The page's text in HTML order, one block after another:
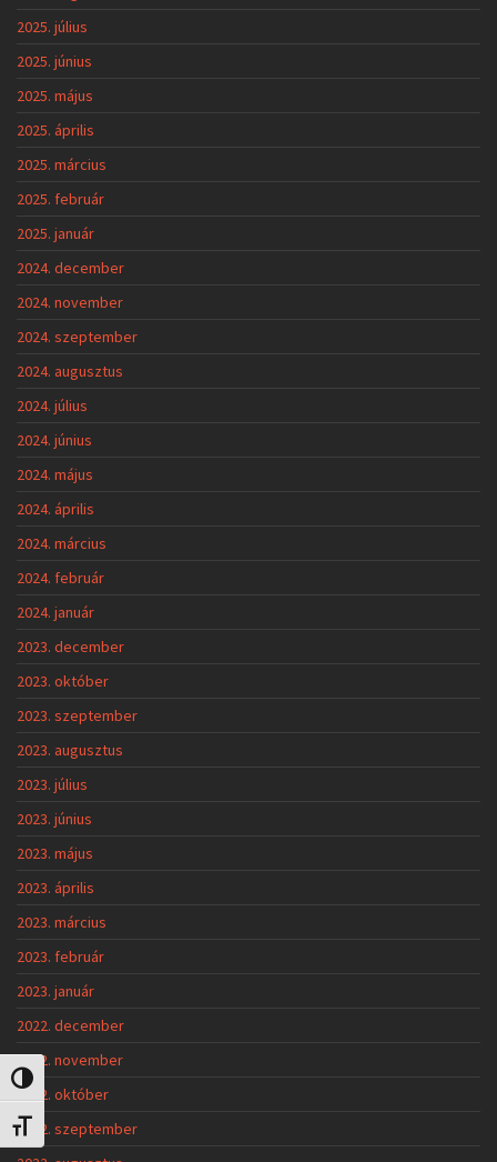
Nagy kontraszt váltása
Betűméret váltása
2025. július
2025. június
2025. május
2025. április
2025. március
2025. február
2025. január
2024. december
2024. november
2024. szeptember
2024. augusztus
2024. július
2024. június
2024. május
2024. április
2024. március
2024. február
2024. január
2023. december
2023. október
2023. szeptember
2023. augusztus
2023. július
2023. június
2023. május
2023. április
2023. március
2023. február
2023. január
2022. december
2022. november
2022. október
2022. szeptember